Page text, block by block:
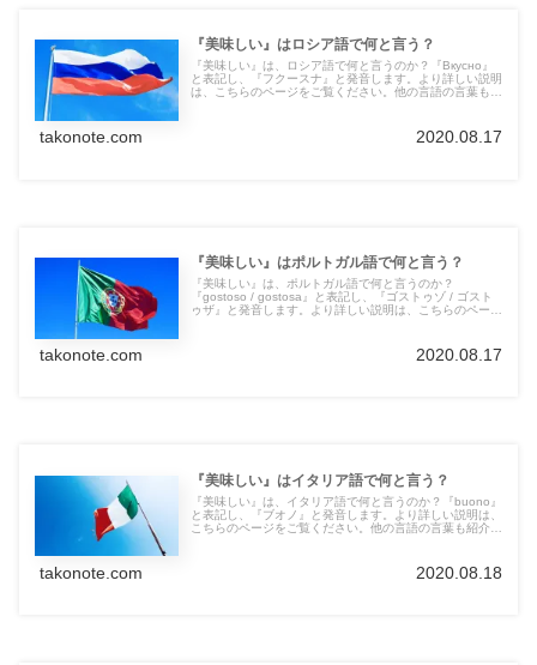
『美味しい』はロシア語で何と言う？
『美味しい』は、ロシア語で何と言うのか？『Вкусно』
と表記し、『フクースナ』と発音します。より詳しい説明
は、こちらのページをご覧ください。他の言語の言葉も紹
takonote.com 2020.08.17
『美味しい』はポルトガル語で何と言う？
『美味しい』は、ポルトガル語で何と言うのか？
『gostoso / gostosa』と表記し、『ゴストゥゾ / ゴスト
ゥザ』と発音します。より詳しい説明は、こちらのページ
takonote.com 2020.08.17
『美味しい』はイタリア語で何と言う？
『美味しい』は、イタリア語で何と言うのか？『buono』
と表記し、『ブオノ』と発音します。より詳しい説明は、
こちらのページをご覧ください。他の言語の言葉も紹介し
takonote.com 2020.08.18